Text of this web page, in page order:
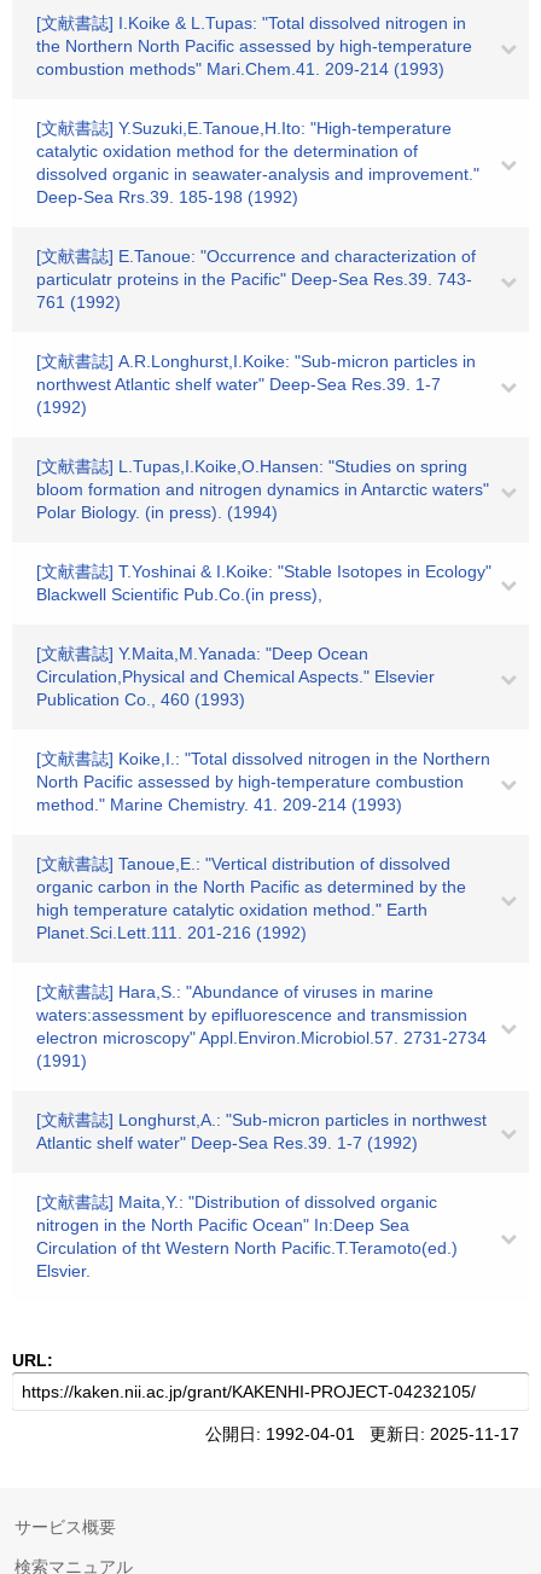
[文献書誌] I.Koike & L.Tupas: "Total dissolved nitrogen in
the Northern North Pacific assessed by high-temperature
combustion methods" Mari.Chem.41. 209-214 (1993)
[文献書誌] Y.Suzuki,E.Tanoue,H.Ito: "High-temperature
catalytic oxidation method for the determination of
dissolved organic in seawater-analysis and improvement."
Deep-Sea Rrs.39. 185-198 (1992)
[文献書誌] E.Tanoue: "Occurrence and characterization of
particulatr proteins in the Pacific" Deep-Sea Res.39. 743-
761 (1992)
[文献書誌] A.R.Longhurst,I.Koike: "Sub-micron particles in
northwest Atlantic shelf water" Deep-Sea Res.39. 1-7
(1992)
[文献書誌] L.Tupas,I.Koike,O.Hansen: "Studies on spring
bloom formation and nitrogen dynamics in Antarctic waters"
Polar Biology. (in press). (1994)
[文献書誌] T.Yoshinai & I.Koike: "Stable Isotopes in Ecology"
Blackwell Scientific Pub.Co.(in press),
[文献書誌] Y.Maita,M.Yanada: "Deep Ocean
Circulation,Physical and Chemical Aspects." Elsevier
Publication Co., 460 (1993)
[文献書誌] Koike,I.: "Total dissolved nitrogen in the Northern
North Pacific assessed by high-temperature combustion
method." Marine Chemistry. 41. 209-214 (1993)
[文献書誌] Tanoue,E.: "Vertical distribution of dissolved
organic carbon in the North Pacific as determined by the
high temperature catalytic oxidation method." Earth
Planet.Sci.Lett.111. 201-216 (1992)
[文献書誌] Hara,S.: "Abundance of viruses in marine
waters:assessment by epifluorescence and transmission
electron microscopy" Appl.Environ.Microbiol.57. 2731-2734
(1991)
[文献書誌] Longhurst,A.: "Sub-micron particles in northwest
Atlantic shelf water" Deep-Sea Res.39. 1-7 (1992)
[文献書誌] Maita,Y.: "Distribution of dissolved organic
nitrogen in the North Pacific Ocean" In:Deep Sea
Circulation of tht Western North Pacific.T.Teramoto(ed.)
Elsvier.
URL:
公開日: 1992-04-01 更新日: 2025-11-17
サービス概要
検索マニュアル